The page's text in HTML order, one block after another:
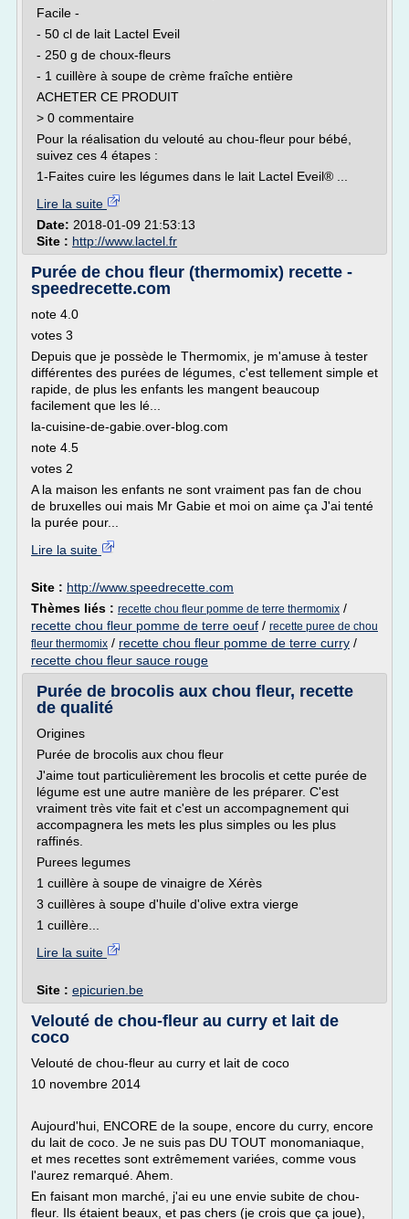
Facile -
- 50 cl de lait Lactel Eveil
- 250 g de choux-fleurs
- 1 cuillère à soupe de crème fraîche entière
ACHETER CE PRODUIT
> 0 commentaire
Pour la réalisation du velouté au chou-fleur pour bébé,
suivez ces 4 étapes :
1-Faites cuire les légumes dans le lait Lactel Eveil® ...
Lire la suite
Date: 2018-01-09 21:53:13
Site : http://www.lactel.fr
Purée de chou fleur (thermomix) recette -
speedrecette.com
note 4.0
votes 3
Depuis que je possède le Thermomix, je m'amuse à tester
différentes des purées de légumes, c'est tellement simple et
rapide, de plus les enfants les mangent beaucoup
facilement que les lé...
la-cuisine-de-gabie.over-blog.com
note 4.5
votes 2
A la maison les enfants ne sont vraiment pas fan de chou
de bruxelles oui mais Mr Gabie et moi on aime ça J'ai tenté
la purée pour...
Lire la suite
Site : http://www.speedrecette.com
Thèmes liés : recette chou fleur pomme de terre thermomix /
recette chou fleur pomme de terre oeuf / recette puree de chou
fleur thermomix / recette chou fleur pomme de terre curry /
recette chou fleur sauce rouge
Purée de brocolis aux chou fleur, recette
de qualité
Origines
Purée de brocolis aux chou fleur
J'aime tout particulièrement les brocolis et cette purée de
légume est une autre manière de les préparer. C'est
vraiment très vite fait et c'est un accompagnement qui
accompagnera les mets les plus simples ou les plus
raffinés.
Purees legumes
1 cuillère à soupe de vinaigre de Xérès
3 cuillères à soupe d'huile d'olive extra vierge
1 cuillère...
Lire la suite
Site : epicurien.be
Velouté de chou-fleur au curry et lait de
coco
Velouté de chou-fleur au curry et lait de coco
10 novembre 2014
Aujourd'hui, ENCORE de la soupe, encore du curry, encore
du lait de coco. Je ne suis pas DU TOUT monomaniaque,
et mes recettes sont extrêmement variées, comme vous
l'aurez remarqué. Ahem.
En faisant mon marché, j'ai eu une envie subite de chou-
fleur. Ils étaient beaux, et pas chers (je crois que ça joue),